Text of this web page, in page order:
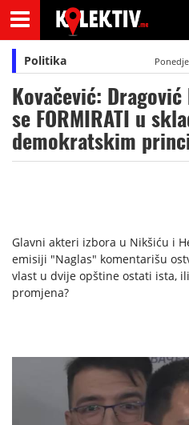
Politika
Kovačević:
se FORMIRATI u
demokratskim
Glavni akteri izbora u Nikšiću i
emisiji "Naglas" komentarišu
vlast u dvije opštine ostati ista,
promjena?